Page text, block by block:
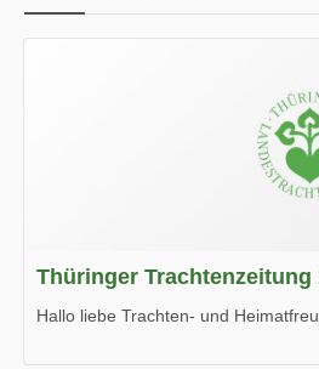
Thüringer Trachtenzeitung
Hallo liebe Trachten- und